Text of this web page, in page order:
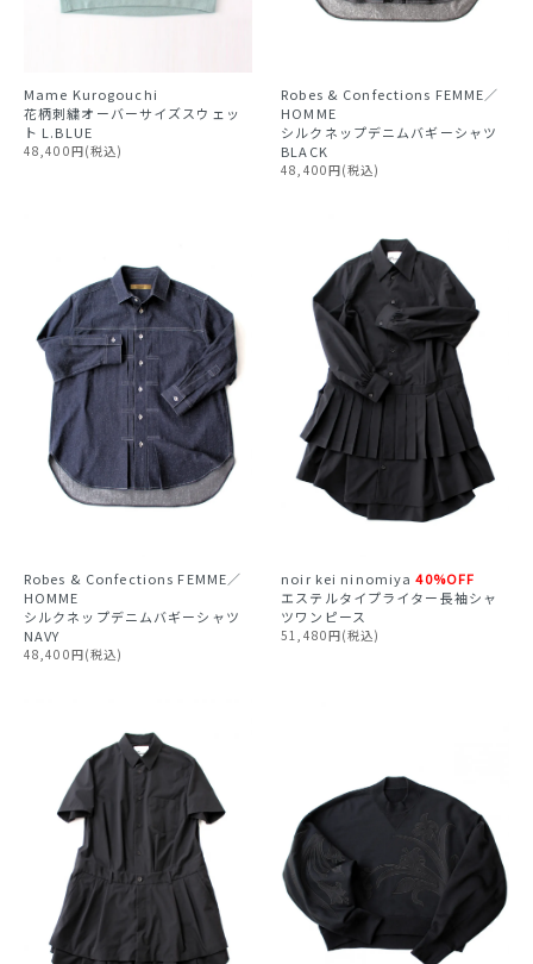
Mame Kurogouchi
花柄刺繍オーバーサイズスウェッ
ト L.BLUE
48,400円(税込)
Robes & Confections FEMME／
HOMME
シルクネップデニムバギーシャツ
BLACK
48,400円(税込)
Robes & Confections FEMME／
HOMME
シルクネップデニムバギーシャツ
NAVY
48,400円(税込)
noir kei ninomiya40%OFF
エステルタイプライター長袖シャ
ツワンピース
51,480円(税込)